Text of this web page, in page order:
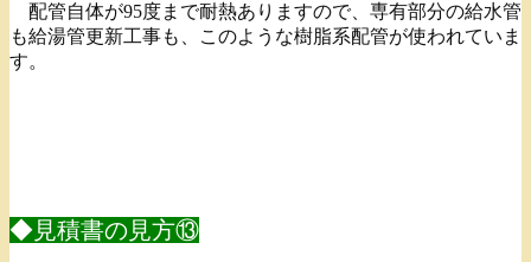
配管自体が95度まで耐熱ありますので、専有部分の給水管
も給湯管更新工事も、このような樹脂系配管が使われていま
す。
◆見積書の見方⑬